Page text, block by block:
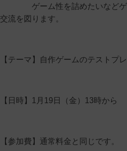
ゲーム性を詰めたいなどゲー
交流を図ります。
【テーマ】自作ゲームのテストプ
【日時】1月19日（金）13時から
【参加費】通常料金と同じです。